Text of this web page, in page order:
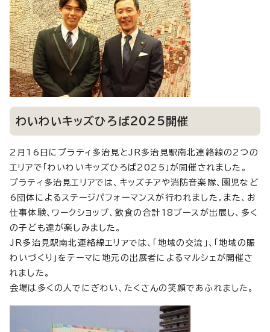
わいわいキッズひろば2025開催
2月16日にプラティ多治見とJR多治見駅南北連絡線の2つの
エリアで「わいわいキッズひろば2025」が開催されました。
プラティ多治見エリアでは、キッズチアや消防音楽隊、園児など
6団体によるステージパフォーマンスが行われました。また、お
仕事体験、ワークショップ、飲食の合計18ブースが出展し、多く
の子ども達が楽しみました。
JR多治見駅南北連絡線エリアでは、「地域の交流」、「地域の賑
わいづくり」をテーマに地元の出展者によるマルシェが開催さ
れました。
会場は多くの人でにぎわい、たくさんの笑顔であふれました。